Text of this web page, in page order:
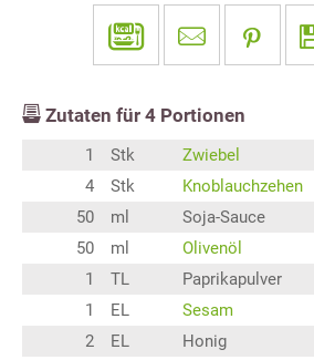
Zutaten für 4 Portionen
1 Stk
Zwiebel
4
Stk
Knoblauchzehen
50
ml
Soja-Sauce
50
ml
Olivenöl
1
TL
Paprikapulver
1
EL
Sesam
2
EL
Honig